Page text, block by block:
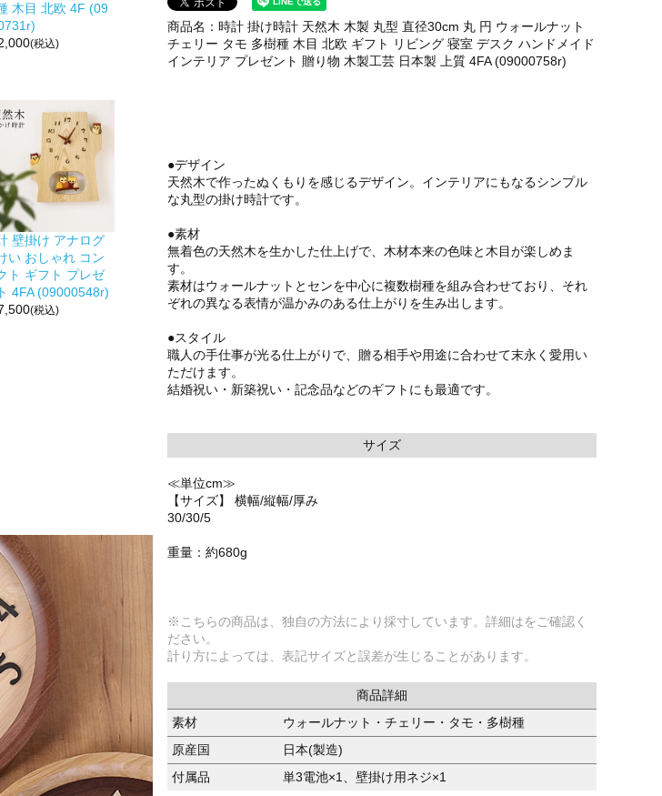
木目 北欧 4F (09
(税込)
壁掛け アナログ
い おしゃれ コン
ト ギフト プレゼ
4FA (09000548r)
(税込)
商品名：時計 掛け時計 天然木 木製 丸型 直径30cm 丸 円 ウォールナット
チェリー タモ 多樹種 木目 北欧 ギフト リビング 寝室 デスク ハンドメイド
インテリア プレゼント 贈り物 木製工芸 日本製 上質 4FA (09000758r)
●デザイン
天然木で作ったぬくもりを感じるデザイン。インテリアにもなるシンプル
な丸型の掛け時計です。
●素材
無着色の天然木を生かした仕上げで、木材本来の色味と木目が楽しめま
す。
素材はウォールナットとセンを中心に複数樹種を組み合わせており、それ
ぞれの異なる表情が温かみのある仕上がりを生み出します。
●スタイル
職人の手仕事が光る仕上がりで、贈る相手や用途に合わせて末永く愛用い
ただけます。
結婚祝い・新築祝い・記念品などのギフトにも最適です。
サイズ
≪単位cm≫
【サイズ】 横幅/縦幅/厚み
30/30/5
重量：約680g
※こちらの商品は、独自の方法により採寸しています。詳細はをご確認く
ださい。
計り方によっては、表記サイズと誤差が生じることがあります。
商品詳細
素材
ウォールナット・チェリー・タモ・多樹種
原産国
日本(製造)
付属品
単3電池×1、壁掛け用ネジ×1